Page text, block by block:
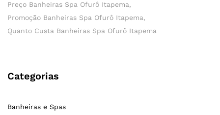
Preço Banheiras Spa Ofurô Itapema
Promoção Banheiras Spa Ofurô Itapema
Quanto Custa Banheiras Spa Ofurô Itapema
Categorias
Banheiras e Spas